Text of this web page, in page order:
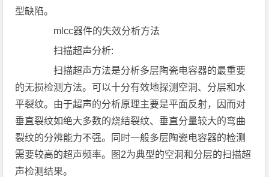
型缺陷。
mlcc器件的失效分析方法
扫描超声分析:
扫描超声方法是分析多层陶瓷电容器的最重要
的无损检测方法。可以十分有效地探测空洞、分层和水
平裂纹。由于超声的分析原理主要是平面反射，因而对
垂直裂纹如绝大多数的烧结裂纹、垂直分量较大的弯曲
裂纹的分辨能力不强。同时一般多层陶瓷电容器的检测
需要较高的超声频率。图2为典型的空洞和分层的扫描超
声检测结果。